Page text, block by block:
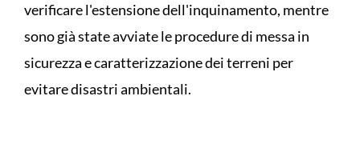
verificare l'estensione dell'inquinamento, mentre
sono già state avviate le procedure di messa in
sicurezza e caratterizzazione dei terreni per
evitare disastri ambientali.